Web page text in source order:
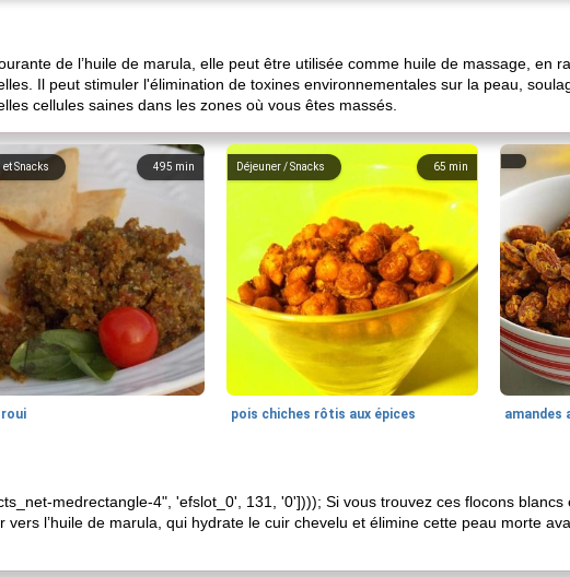
de l’huile de marula, elle peut être utilisée comme huile de massage, en
Il peut stimuler l'élimination de toxines environnementales sur la peau,
cellules saines dans les zones où vous êtes massés.
495 min
et Snacks
roui
65 min
Déjeuner / Snacks
pois chiches rôtis aux épices amandes
medrectangle-4", 'efslot_0', 131, '0']))); Si vous trouvez ces flocons blancs
l’huile de marula, qui hydrate le cuir chevelu et élimine cette peau morte